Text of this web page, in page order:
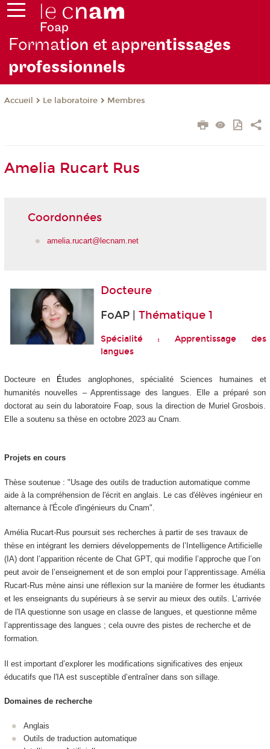
Formation et apprentissages
professionnels
Accueil Le laboratoire Membres
Amelia Rucart Rus
Coordonnées
amelia.rucart@lecnam.net
Docteure
FoAP | Thématique 1
Spécialité : Apprentissage des
langues
Docteure en Études anglophones, spécialité Sciences humaines et
humanités nouvelles – Apprentissage des langues. Elle a préparé son
doctorat au sein du laboratoire Foap, sous la direction de Muriel Grosbois.
Elle a soutenu sa thèse en octobre 2023 au Cnam.
Projets en cours
Thèse soutenue : "Usage des outils de traduction automatique comme
aide à la compréhension de l'écrit en anglais. Le cas d'élèves ingénieur en
alternance à l'École d'ingénieurs du Cnam".
Amélia Rucart-Rus poursuit ses recherches à partir de ses travaux de
thèse en intégrant les derniers développements de l’Intelligence Artificielle
(IA) dont l’apparition récente de Chat GPT, qui modifie l’approche que l’on
peut avoir de l’enseignement et de son emploi pour l’apprentissage. Amélia
Rucart-Rus mène ainsi une réflexion sur la manière de former les étudiants
et les enseignants du supérieurs à se servir au mieux des outils. L’arrivée
de l'IA questionne son usage en classe de langues, et questionne même
l’apprentissage des langues ; cela ouvre des pistes de recherche et de
formation.
Il est important d’explorer les modifications significatives des enjeux
éducatifs que l'IA est susceptible d’entraîner dans son sillage.
Domaines de recherche
Anglais
Outils de traduction automatique